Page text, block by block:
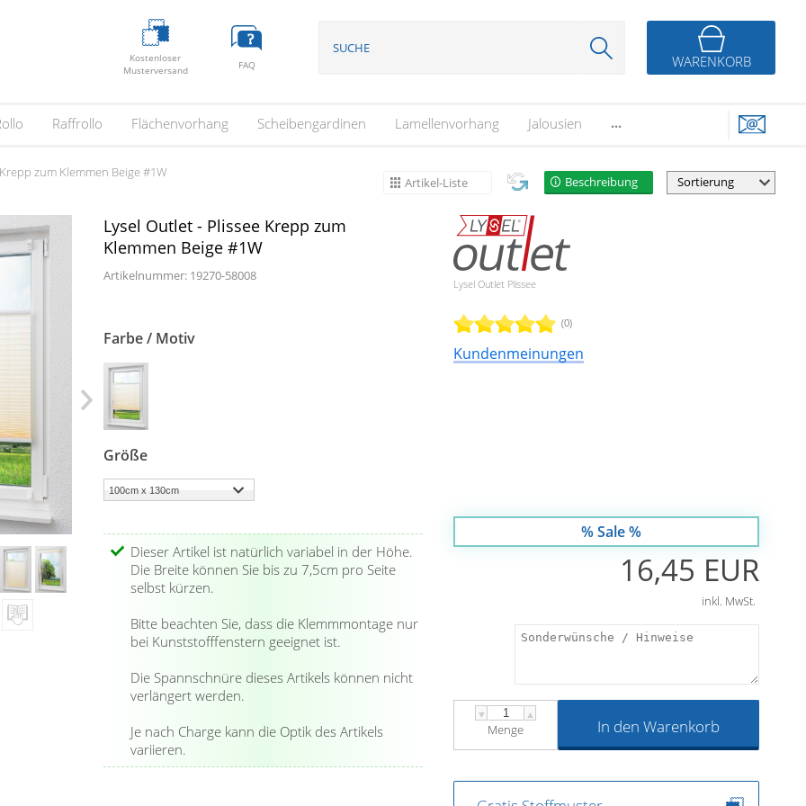
Kostenloser
Musterversand
FAQ WARENKORB
Raffrollo Flächenvorhang Scheibengardinen Lamellenvorhang Jalousien ...
zum Klemmen Beige #1W
Artikel-Liste Beschreibung
Lysel Outlet - Plissee Krepp zum
Klemmen Beige #1W
Artikelnummer: 19270-58008
Farbe / Motiv
Größe
Dieser Artikel ist natürlich variabel in der Höhe.
Die Breite können Sie bis zu 7,5cm pro Seite
selbst kürzen.
Bitte beachten Sie, dass die Klemmmontage nur
bei Kunststofffenstern geeignet ist.
Die Spannschnüre dieses Artikels können nicht
verlängert werden.
Je nach Charge kann die Optik des Artikels
variieren.
Lysel Outlet Plissee
(0)
Kundenmeinungen
% Sale %
16,45 EUR
inkl. MwSt.
▼ ▲
Menge In den Warenkorb